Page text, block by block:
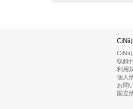
CiNii
CiNii
収録
利用
個人
お問
国立